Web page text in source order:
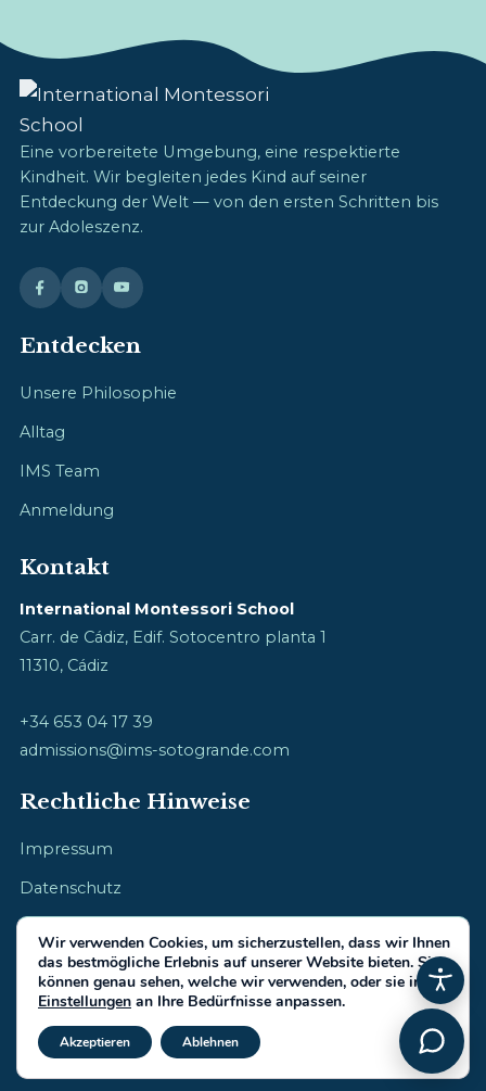
Eine vorbereitete Umgebung, eine respektierte
Kindheit. Wir begleiten jedes Kind auf seiner
Entdeckung der Welt — von den ersten Schritten bis
zur Adoleszenz.
Entdecken
Unsere Philosophie
Alltag
IMS Team
Anmeldung
Kontakt
International Montessori School
Carr. de Cádiz, Edif. Sotocentro planta 1
11310, Cádiz
+34 653 04 17 39
admissions@ims-sotogrande.com
Rechtliche Hinweise
Impressum
Datenschutz
Cookie-Richtlinie
© 2026 International Montessori School · Kindheit mit Herz
Gemacht vonIberiaIntel.com
Wir verwenden Cookies, um sicherzustellen, dass wir Ihnen
das bestmögliche Erlebnis auf unserer Website bieten. Sie
können genau sehen, welche wir verwenden, oder sie in den
Einstellungen an Ihre Bedürfnisse anpassen.
Akzeptieren Ablehnen GDPR Cookie-Banner